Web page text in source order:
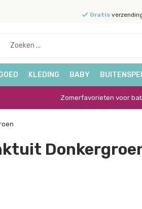
Gratis
KLEDING BABY
Zomerfavorieten voor